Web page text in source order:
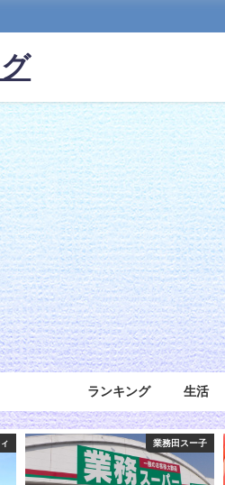
ランキング 生活
業務田スー子